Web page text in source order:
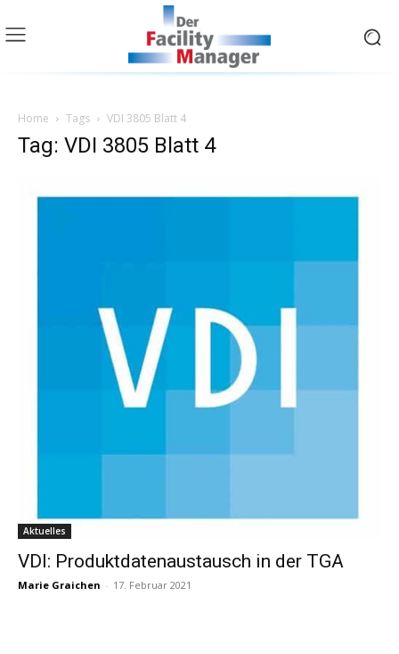
Home Tags VDI 3805 Blatt 4
Tag: VDI 3805 Blatt 4
Aktuelles
VDI: Produktdatenaustausch in der TGA
Marie Graichen - 17. Februar 2021